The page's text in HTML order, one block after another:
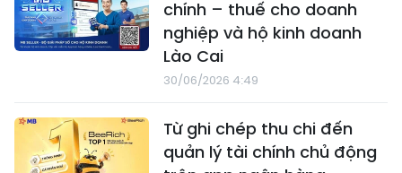
chính – thuế cho doanh
nghiệp và hộ kinh doanh
Lào Cai
30/06/2026 4:49
Từ ghi chép thu chi đến
quản lý tài chính chủ động